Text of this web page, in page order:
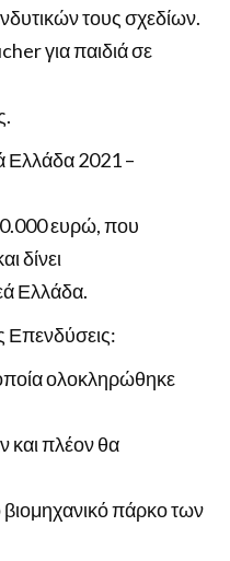
τους σχεδίων.
για παιδιά σε
Ελλάδα 2021 –
ευρώ, που
δίνει
Ελλάδα.
ολοκληρώθηκε
και πλέον θα
βιομηχανικό πάρκο των